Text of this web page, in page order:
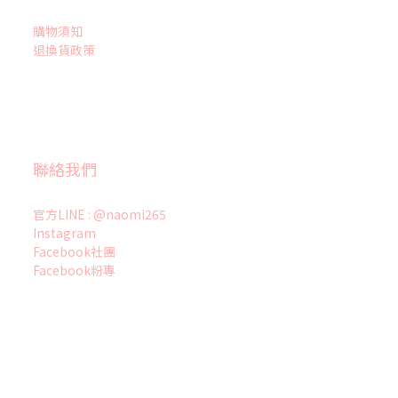
購物須知
退換貨政策
聯絡我們
官方LINE : @naomi265
Instagram
Facebook社團
Facebook粉專